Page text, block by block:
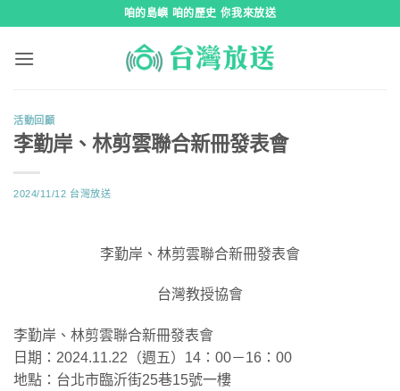
咱的島嶼 咱的歷史 你我來放送
活動回顧
李勤岸、林剪雲聯合新冊發表會
2024/11/12 台灣放送
李勤岸、林剪雲聯合新冊發表會
台灣教授協會
李勤岸、林剪雲聯合新冊發表會
日期：2024.11.22（週五）14：00－16：00
地點：台北市臨沂街25巷15號一樓